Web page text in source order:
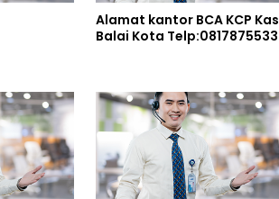
Alamat kantor BCA KCP Kas
Balai Kota Telp:0817875533